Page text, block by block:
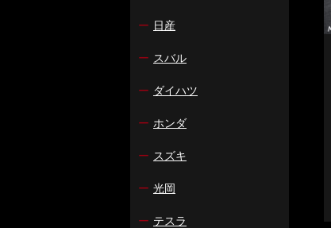
ー 日産
ー スバル
ー ダイハツ
ー ホンダ
ー スズキ
ー 光岡
ー テスラ